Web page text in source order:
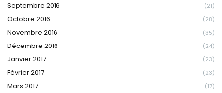
Septembre 2016 (21)
Octobre 2016 (28)
Novembre 2016 (35)
Décembre 2016 (24)
Janvier 2017 (23)
Février 2017 (23)
Mars 2017 (17)